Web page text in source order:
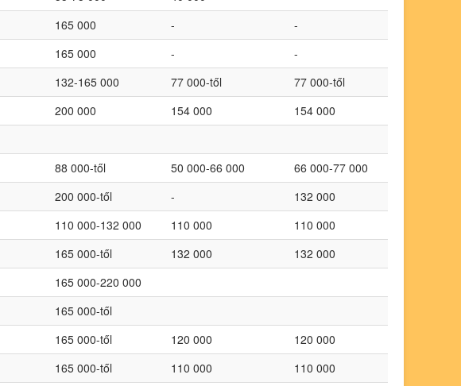
165 000 -
-
165 000 -
-
132-165 000 77 000-től
77 000-től
200 000 154 000
154 000
88 000-től 50 000-66 000
66 000-77 000
200 000-től -
132 000
110 000-132 000 110 000
110 000
165 000-től 132 000
132 000
165 000-220 000
165 000-től
165 000-től 120 000
120 000
165 000-től 110 000 110 000